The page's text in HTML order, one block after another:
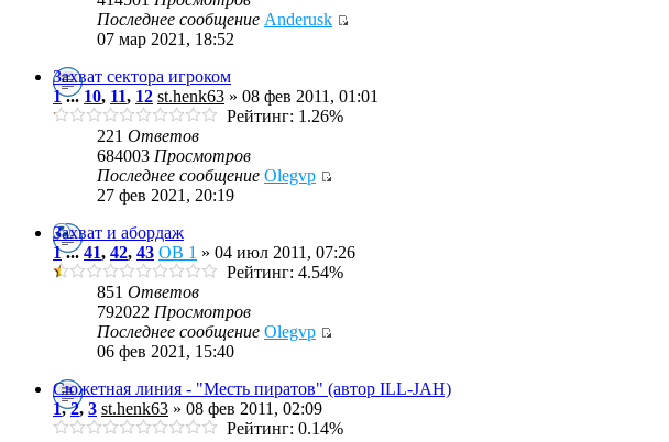
Последнее сообщение Anderusk
07 мар 2021, 18:52
Захват сектора игроком
1... 10, 11, 12 st.henk63 » 08 фев 2011, 01:01
Рейтинг: 1.26%
221 Ответов
684003 Просмотров
Последнее сообщение Olegvp
27 фев 2021, 20:19
Захват и абордаж
1...41, 42, 43 OB 1 » 04 июл 2011, 07:26
Рейтинг: 4.54%
851 Ответов
792022 Просмотров
Последнее сообщение Olegvp
06 фев 2021, 15:40
Сюжетная линия - "Месть пиратов" (автор ILL-JAH)
1,2, 3 st.henk63 » 08 фев 2011, 02:09
Рейтинг: 0.14%